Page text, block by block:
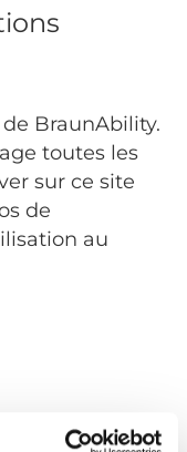
BraunAbility.
toutes les
sur ce site
de
au
par: Nom